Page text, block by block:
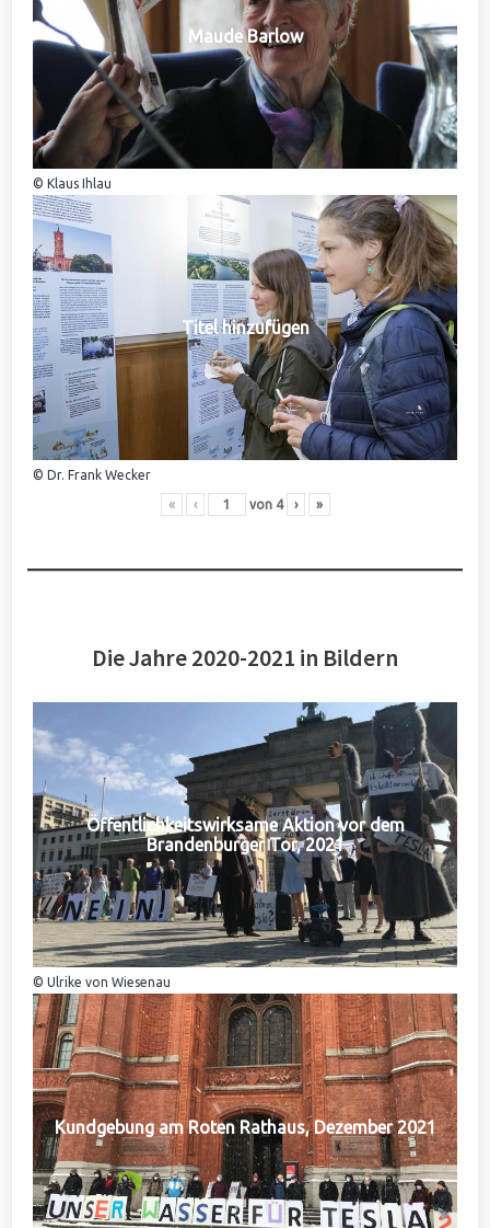
Maude Barlow
© Klaus Ihlau
Titel hinzufügen
© Dr. Frank Wecker
« ‹ von 4 › »
Die Jahre 2020-2021 in Bildern
Öffentlichkeitswirksame Aktion vor dem
Brandenburger Tor, 2021
© Ulrike von Wiesenau
Kundgebung am Roten Rathaus, Dezember 2021